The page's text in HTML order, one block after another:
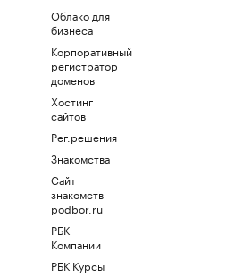
Облако для
бизнеса
Корпоративный
регистратор
доменов
Хостинг
сайтов
Рег.решения
Знакомства
Сайт
знакомств
podbor.ru
РБК
Компании
РБК Курсы